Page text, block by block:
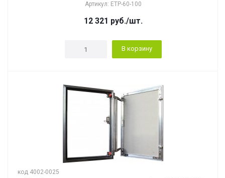
Артикул: ЕТР-60-100
12 321 руб./шт.
В корзину
код 4002-0025